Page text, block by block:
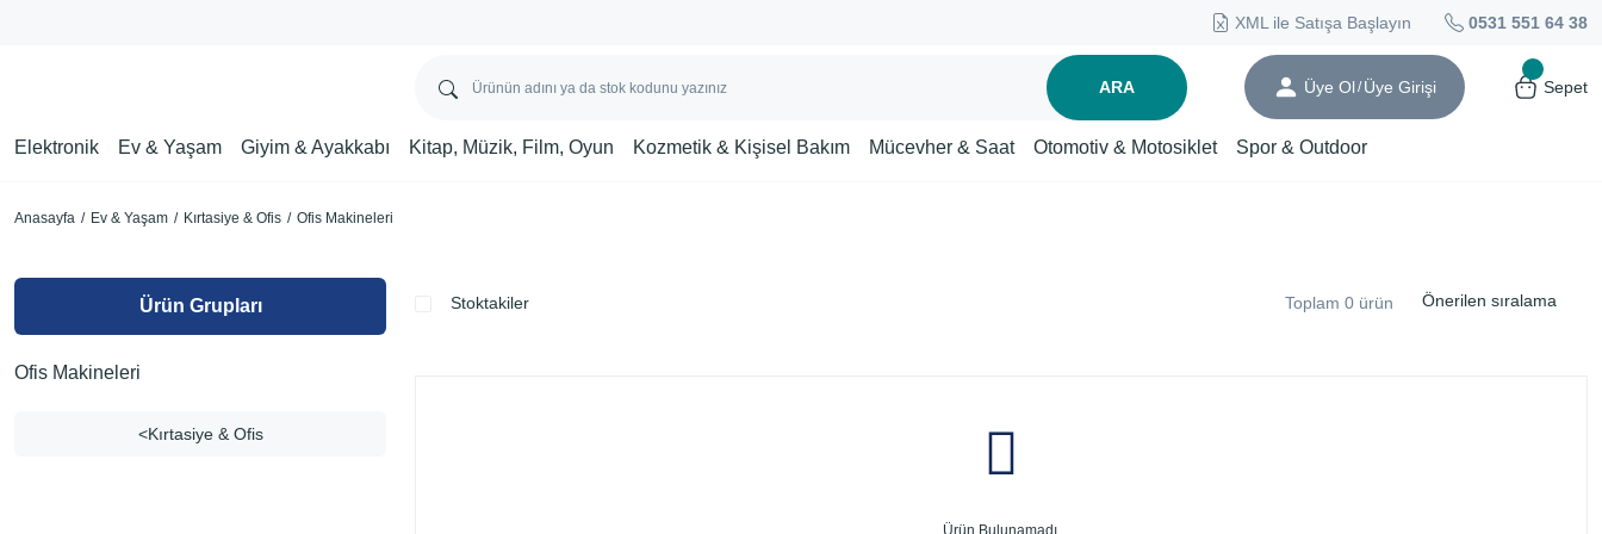
XML ile Satışa Başlayın 0531 551 64 38
ARA Üye Ol/ Üye Girişi Sepet
Elektronik Ev & Yaşam Giyim & Ayakkabı Kitap, Müzik, Film, Oyun Kozmetik & Kişisel Bakım Mücevher & Saat Otomotiv & Motosiklet Spor & Outdoor
Anasayfa Ev & Yaşam Kırtasiye & Ofis Ofis Makineleri
Ürün Grupları
Ofis Makineleri
Kırtasiye & Ofis
Stoktakiler Toplam 0 ürün
Ürün Bulunamadı.